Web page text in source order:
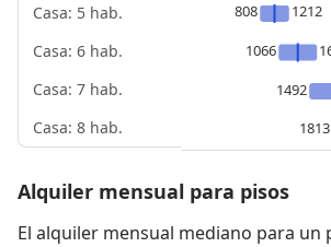
Casa: 5 hab.
Casa: 6 hab.
Casa: 7 hab.
Casa: 8 hab.
808
1212
1066
1492
1813
Alquiler mensual para pisos
El alquiler mensual mediano para un